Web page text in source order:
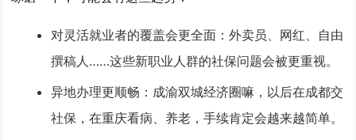
对灵活就业者的覆盖会更全面 ：外卖员、网红、自由
撰稿人……这些新职业人群的社保问题会被更重视。
异地办理更顺畅 ：成渝双城经济圈嘛，以后在成都交
社保，在重庆看病、养老，手续肯定会越来越简单。